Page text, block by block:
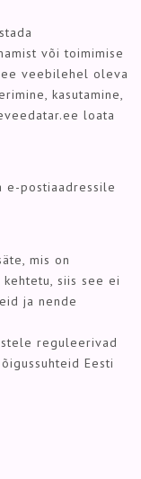
või toimimise
veebilehel oleva
kasutamine,
loata
e-postiaadressile
mis on
siis see ei
ja nende
reguleerivad
Eesti